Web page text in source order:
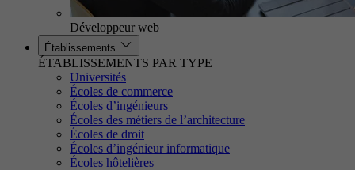
Développeur web
Établissements
ÉTABLISSEMENTS PAR TYPE
Universités
Écoles de commerce
Écoles d’ingénieurs
Écoles des métiers de l’architecture
Écoles de droit
Écoles d’ingénieur informatique
Écoles hôtelières